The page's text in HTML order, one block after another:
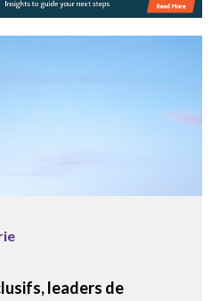
leaders de